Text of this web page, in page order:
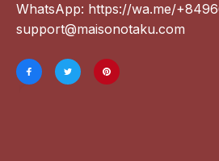
WhatsApp: https://wa.me/
support@maisonotaku.com